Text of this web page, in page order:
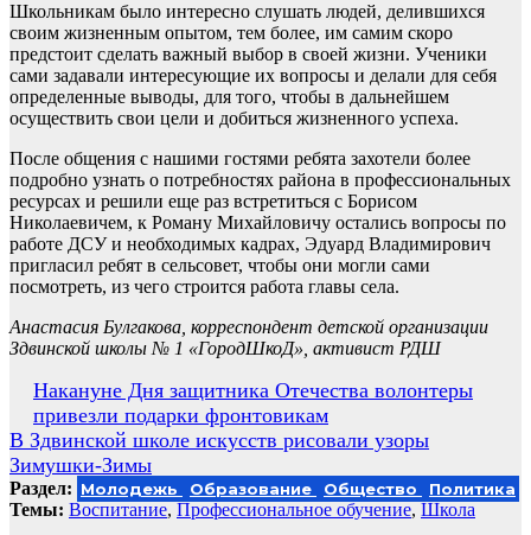
Школьникам было интересно слушать людей, делившихся
своим жизненным опытом, тем более, им самим скоро
предстоит сделать важный выбор в своей жизни. Ученики
сами задавали интересующие их вопросы и делали для себя
определенные выводы, для того, чтобы в дальнейшем
осуществить свои цели и добиться жизненного успеха.
После общения с нашими гостями ребята захотели более
подробно узнать о потребностях района в профессиональных
ресурсах и решили еще раз встретиться с Борисом
Николаевичем, к Роману Михайловичу остались вопросы по
работе ДСУ и необходимых кадрах, Эдуард Владимирович
пригласил ребят в сельсовет, чтобы они могли сами
посмотреть, из чего строится работа главы села.
Анастасия Булгакова, корреспондент детской организации
Здвинской школы № 1 «ГородШкоД», активист РДШ
Навигация
по
записям
Накануне Дня защитника Отечества волонтеры
привезли подарки фронтовикам
В Здвинской школе искусств рисовали узоры
Зимушки-Зимы
Раздел: Молодежь Образование Общество Политика
Темы: Воспитание, Профессиональное обучение, Школа